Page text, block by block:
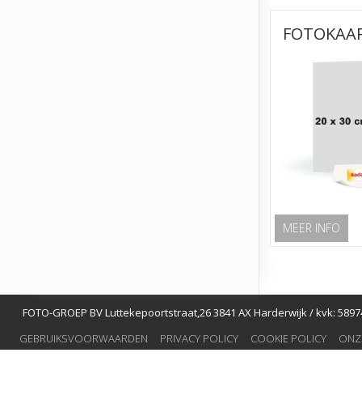
MEER INFO
FOTO-GROEP BV Luttekepoortstraat,26 3841 AX Harderwijk / kvk:
GEBRUIKSVOORWAARDEN
PRIVACY POLICY COOKIE POLICY